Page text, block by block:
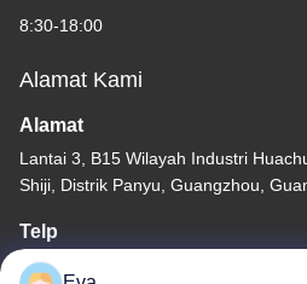
8:30-18:00
Alamat Kami
Alamat
Lantai 3, B15 Wilayah Industri
Shiji, Distrik Panyu, Guangzhou,
Telp
86-020-3156-0583